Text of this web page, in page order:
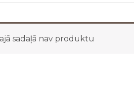
sadaļā nav produktu